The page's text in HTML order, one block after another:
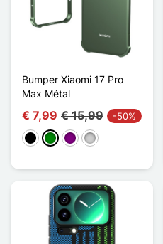
Bumper Xiaomi 17 Pro
Max Métal
€ 7,99 € 15,99 -50%
ZwartGroenPurperZilver